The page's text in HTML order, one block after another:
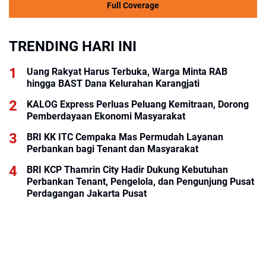
Full Coverage
TRENDING HARI INI
Uang Rakyat Harus Terbuka, Warga Minta RAB
hingga BAST Dana Kelurahan Karangjati
KALOG Express Perluas Peluang Kemitraan, Dorong
Pemberdayaan Ekonomi Masyarakat
BRI KK ITC Cempaka Mas Permudah Layanan
Perbankan bagi Tenant dan Masyarakat
BRI KCP Thamrin City Hadir Dukung Kebutuhan
Perbankan Tenant, Pengelola, dan Pengunjung Pusat
Perdagangan Jakarta Pusat